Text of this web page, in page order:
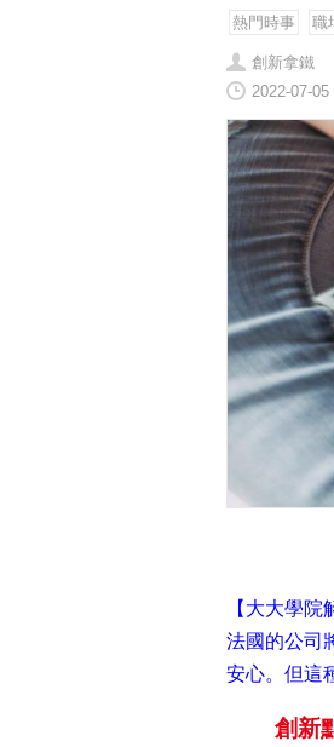
熱門時事 職
創新拿鐵
2022-07-
【大大學
法國的公司
安心。但這
創新